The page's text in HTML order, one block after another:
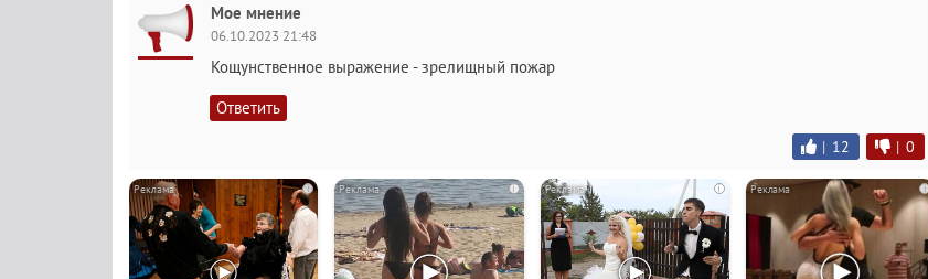
Мое мнение
06.10.2023 21:48
Кощунственное выражение - зрелищный пожар
Ответить
| 12 | 0
i i i i